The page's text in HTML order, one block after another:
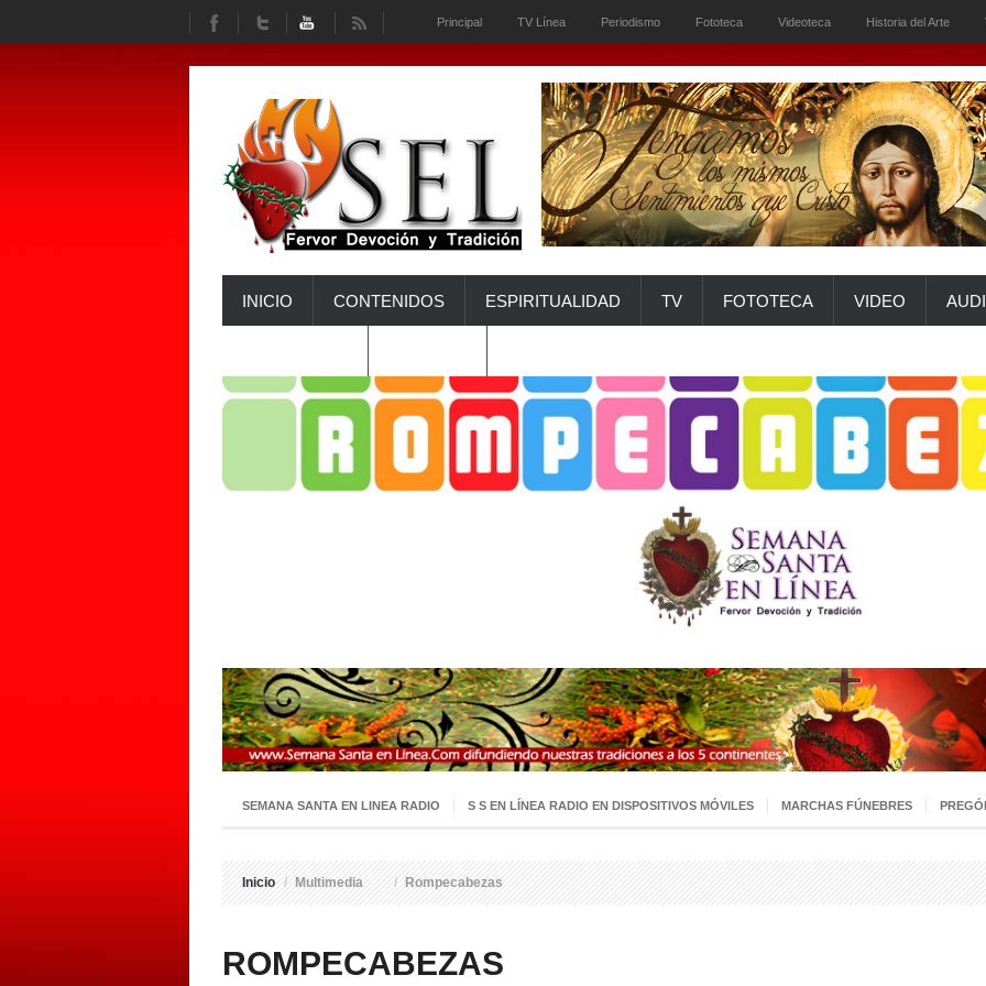
INICIO CONTENIDOS ESPIRITUALIDAD TV FOTOTECA VIDEO
SEMANA SANTA EN LINEA RADIO S S EN LÍNEA RADIO EN DISPOSITIVOS MÓVILES MARCHAS FÚNEBRES
Inicio / Multimedia / Rompecabezas
ROMPECABEZAS
Principal TV Línea Periodismo Fototeca Videoteca Historia del Arte